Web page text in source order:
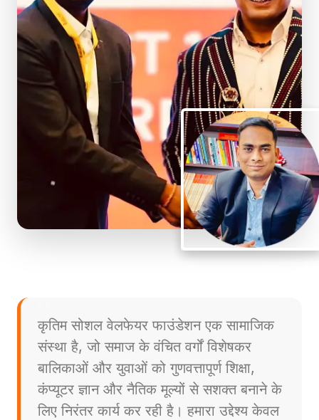
कृतिम सोशल वेलफेयर फाउंडेशन एक सामाजिक
संस्था है, जो समाज के वंचित वर्गों विशेषकर
बालिकाओं और युवाओं को गुणवत्तापूर्ण शिक्षा,
कंप्यूटर ज्ञान और नैतिक मूल्यों से सशक्त बनाने के
लिए निरंतर कार्य कर रही है। हमारा उद्देश्य केवल